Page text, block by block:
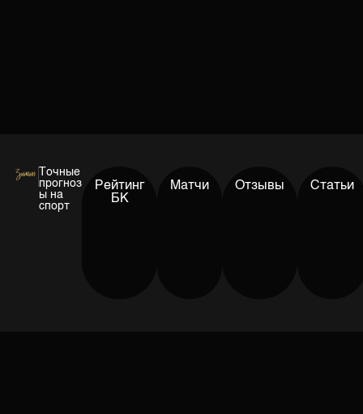
Точные
прогноз
ы на
спорт
Рейтинг
БК
Матчи Отзывы Статьи